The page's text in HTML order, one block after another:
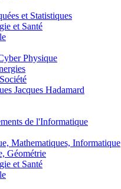
et Statistiques
et Santé
Physique
Jacques Hadamard
de l'Informatique
Mathematiques, Informatique
Géométrie
et Santé